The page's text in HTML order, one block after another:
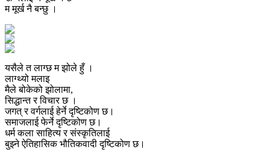
म मूर्ख नै बन्छु ।
यसैले त लाग्छ म झोले हुँ ।
लाग्थ्यो मलाइ
मैले बोकेको झोलामा,
सिद्धान्त र विचार छ ।
जगत् र वर्गलाई हेर्ने दृष्टिकोण छ।
समाजलाई फेर्ने दृष्टिकोण छ।
धर्म कला साहित्य र संस्कृतिलाई
बुझ्ने ऐतिहासिक भौतिकवादी दृष्टिकोण छ।